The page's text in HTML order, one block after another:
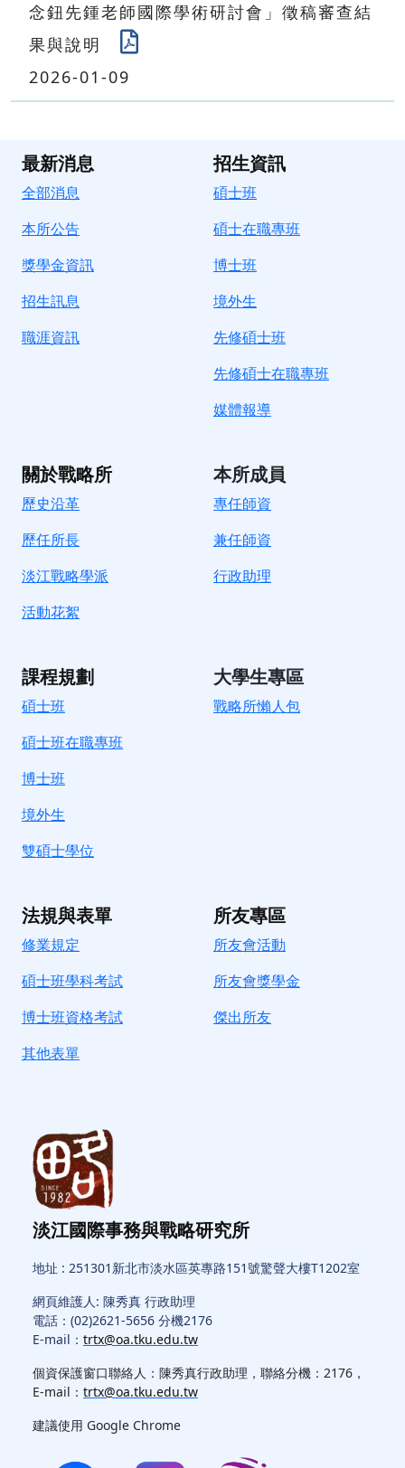
念鈕先鍾老師國際學術研討會」徵稿審查結
果與說明
2026-01-09
最新消息
全部消息
本所公告
獎學金資訊
招生訊息
職涯資訊
招生資訊
碩士班
碩士在職專班
博士班
境外生
先修碩士班
先修碩士在職專班
媒體報導
關於戰略所
歷史沿革
歷任所長
淡江戰略學派
活動花絮
本所成員
專任師資
兼任師資
行政助理
課程規劃
碩士班
碩士班在職專班
博士班
境外生
雙碩士學位
大學生專區
戰略所懶人包
法規與表單
修業規定
碩士班學科考試
博士班資格考試
其他表單
所友專區
所友會活動
所友會獎學金
傑出所友
淡江國際事務與戰略研究所
地址 : 251301新北市淡水區英專路151號驚聲大樓T1202室
網頁維護人: 陳秀真 行政助理
電話：(02)2621-5656 分機2176
E-mail： trtx@oa.tku.edu.tw
個資保護窗口聯絡人：陳秀真行政助理，聯絡分機：2176，
E-mail： trtx@oa.tku.edu.tw
建議使用 Google Chrome